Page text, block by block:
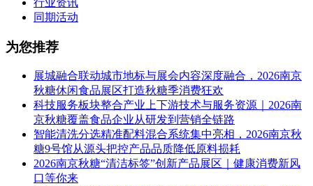
同期活动
为您推荐
展城融合联动城市地标与展会内容深度融合，2026南京
秋糖休闲食品展区打造秋糖季消费狂欢
科技服务板块整合产业上下游技术与服务资源｜2026南
京秋糖覆盖食品企业从研发到营销全链路
智能清洗分选精准配料混合系统集中亮相，2026南京秋
糖9号馆从源头把控产品品质降低原料损耗
2026南京秋糖“清洁标签”创新产品展区｜健康消费新风
口等你来